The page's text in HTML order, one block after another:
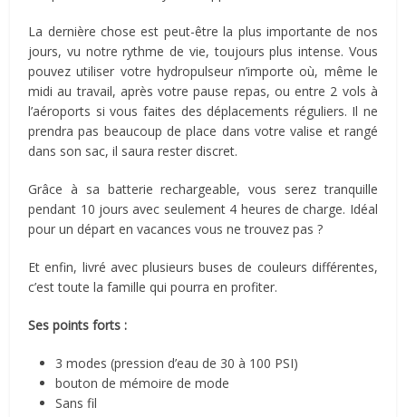
La dernière chose est peut-être la plus importante de nos
jours, vu notre rythme de vie, toujours plus intense. Vous
pouvez utiliser votre hydropulseur n’importe où, même le
midi au travail, après votre pause repas, ou entre 2 vols à
l’aéroports si vous faites des déplacements réguliers. Il ne
prendra pas beaucoup de place dans votre valise et rangé
dans son sac, il saura rester discret.
Grâce à sa batterie rechargeable, vous serez tranquille
pendant 10 jours avec seulement 4 heures de charge. Idéal
pour un départ en vacances vous ne trouvez pas ?
Et enfin, livré avec plusieurs buses de couleurs différentes,
c’est toute la famille qui pourra en profiter.
Ses points forts :
3 modes (pression d’eau de 30 à 100 PSI)
bouton de mémoire de mode
Sans fil